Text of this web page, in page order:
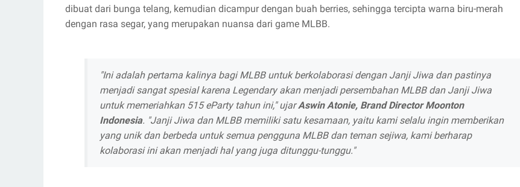
dibuat dari bunga telang, kemudian dicampur dengan buah berries, sehingga tercipta warna biru-merah
dengan rasa segar, yang merupakan nuansa dari game MLBB.
"Ini adalah pertama kalinya bagi MLBB untuk berkolaborasi dengan Janji Jiwa dan pastinya
menjadi sangat spesial karena Legendary akan menjadi persembahan MLBB dan Janji Jiwa
untuk memeriahkan 515 eParty tahun ini," ujarAswin Atonie, Brand Director Moonton
Indonesia. "Janji Jiwa dan MLBB memiliki satu kesamaan, yaitu kami selalu ingin memberikan
yang unik dan berbeda untuk semua pengguna MLBB dan teman sejiwa, kami berharap
kolaborasi ini akan menjadi hal yang juga ditunggu-tunggu."